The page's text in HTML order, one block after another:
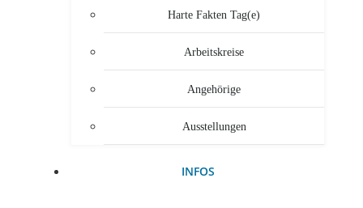
Harte Fakten Tag(e)
Arbeitskreise
Angehörige
Ausstellungen
INFOS